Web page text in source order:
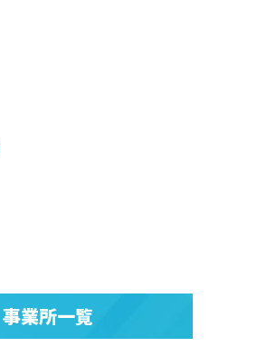
事業所一覧